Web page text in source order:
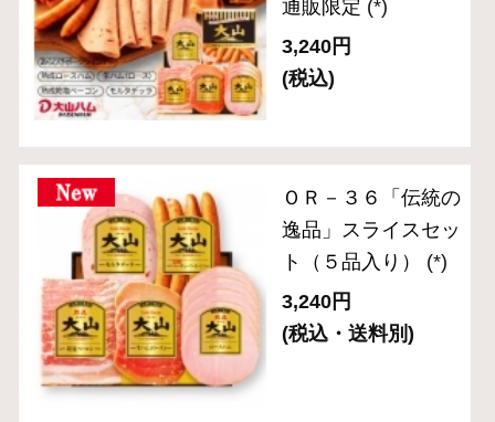
ＣＮ－２２ 「食の
匠工房」スライスセ
3,240円
ＣＮ－２３「食の匠
工房」スライスセッ
ト（6種７品入り）
(*)
4,320円